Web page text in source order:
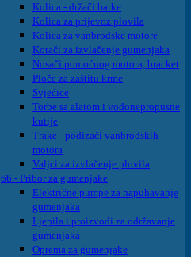
Kolica - držači barke
Kolica za prijevoz plovila
Kolica za vanbrodske motore
Kotači za izvlačenje gumenjaka
Nosači pomoćnog motora, bracket
Ploče za zaštitu krme
Svjećice
Torbe sa alatom i vodonepropusne
kutije
Trake - podizači vanbrodskih
motora
Valjci za izvlačenje plovila
66 - Pribor za gumenjake
Električne pumpe za napuhavanje
gumenjaka
Ljepila i proizvodi za održavanje
gumenjaka
Oprema za gumenjake